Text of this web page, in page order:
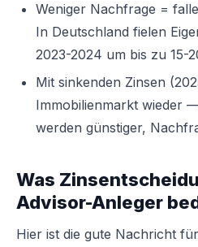
Weniger Nachfrage =
In Deutschland fielen
2023-2024 um bis zu 15-
Mit sinkenden Zinsen
Immobilienmarkt wieder
werden günstiger,
Was
Advisor-Anleger
Hier ist die gute Nachricht